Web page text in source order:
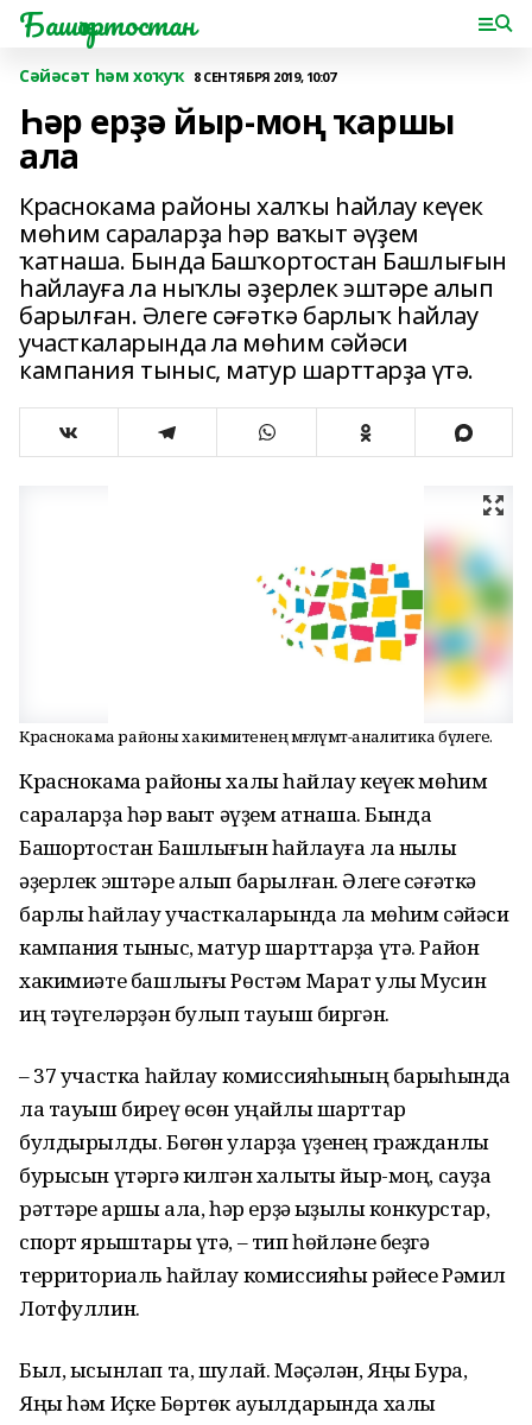
Башҡортостан
Сәйәсәт һәм хоҡуҡ 8 СЕНТЯБРЯ 2019, 10:07
Һәр ерҙә йыр-моң ҡаршы
ала
Краснокама районы халҡы һайлау кеүек
мөһим сараларҙа һәр ваҡыт әүҙем
ҡатнаша. Бында Башҡортостан Башлығын
һайлауға ла ныҡлы әҙерлек эштәре алып
барылған. Әлеге сәғәткә барлыҡ һайлау
участкаларында ла мөһим сәйәси
кампания тыныс, матур шарттарҙа үтә.
Краснокама районы хакимиәтенең мәғлүмәт-аналитика бүлеге.
Краснокама районы халҡы һайлау кеүек мөһим
сараларҙа һәр ваҡыт әүҙем ҡатнаша. Бында
Башҡортостан Башлығын һайлауға ла ныҡлы
әҙерлек эштәре алып барылған. Әлеге сәғәткә
барлыҡ һайлау участкаларында ла мөһим сәйәси
кампания тыныс, матур шарттарҙа үтә. Район
хакимиәте башлығы Рөстәм Марат улы Мусин
иң тәүгеләрҙән булып тауыш биргән.
– 37 участка һайлау комиссияһының барыһында
ла тауыш биреү өсөн уңайлы шарттар
булдырылды. Бөгөн уларҙа үҙенең гражданлыҡ
бурысын үтәргә килгән халыҡты йыр-моң, сауҙа
рәттәре ҡаршы ала, һәр ерҙә ҡыҙыҡлы конкурстар,
спорт ярыштары үтә, – тип һөйләне беҙгә
территориаль һайлау комиссияһы рәйесе Рәмил
Лотфуллин.
Был, ысынлап та, шулай. Мәҫәлән, Яңы Бура,
Яңы һәм Иҫке Бөртөк ауылдарында халыҡ